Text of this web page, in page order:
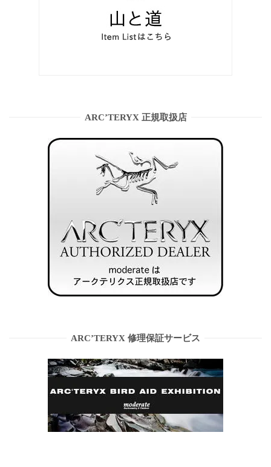
ARC’TERYX 正規取扱店
ARC’TERYX 修理保証サービス